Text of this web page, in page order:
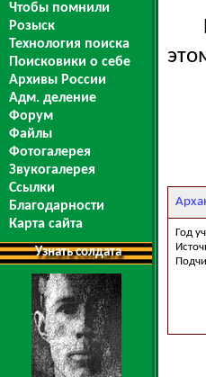
Чтобы помнили
Розыск
Технология поиска
Поисковики о себе
Архивы России
Адм. деление
Форум
Файлы
Фотогалерея
Звукогалерея
Ссылки
Благодарности
Карта сайта
Узнать солдата
Год